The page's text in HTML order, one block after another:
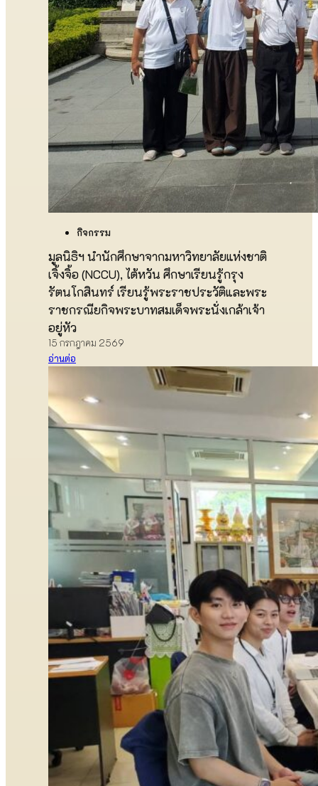
กิจกรรม
มูลนิธิฯ นำนักศึกษาจากมหาวิทยาลัยแห่งชาติ
เจิ้งจิ้อ (NCCU), ไต้หวัน ศึกษาเรียนรู้กรุง
รัตนโกสินทร์ เรียนรู้พระราชประวัติและพระ
ราชกรณียกิจพระบาทสมเด็จพระนั่งเกล้าเจ้า
อยู่หัว
15 กรกฎาคม 2569
อ่านต่อ